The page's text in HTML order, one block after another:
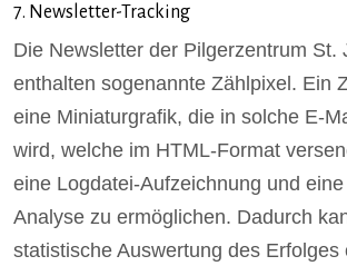
7. Newsletter-Tracking
Die Newsletter der Pilgerzentrum St.
enthalten sogenannte Zählpixel. Ein
eine Miniaturgrafik, die in solche E-
wird, welche im HTML-Format
eine Logdatei-Aufzeichnung und
Analyse zu ermöglichen. Dadurch
statistische Auswertung des Erfolges